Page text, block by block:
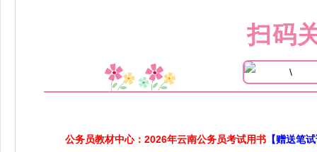
扫码
公务员教材中心：2026年云南公务员考试用书 【赠送笔